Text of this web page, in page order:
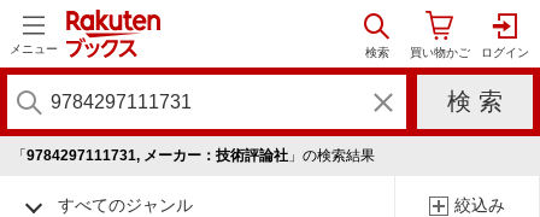
メニュー
「 9784297111731, メーカー：技術評論社 」の検索結果
すべてのジャンル 絞込み